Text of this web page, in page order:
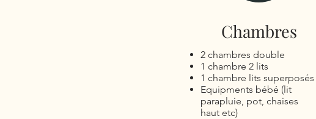
Chambres
2 chambres double
1 chambre 2 lits
1 chambre lits superposés
Equipments bébé (lit
parapluie, pot, chaises
haut etc)